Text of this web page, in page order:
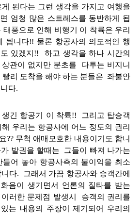
된다는 그런 생각을 가지고 여행을
엄청 많은 스트레스를 동반하게 됩
태풍으로 인해 비행기 이 착륙은 우리
됩니다!! 물론 항공사의 의도적인 행
있겠지!! 하고 생각을 하나 시간의
관이 없지만 분초를 다투는 비지니
빨리 도착을 해야 하는 분들은 좌불안
다.
생긴 항공기 이 착륙!! 그리고 탑승객
우리는 항공사에 어느 정도의 권리
?? 무척 애매모호한 내용이기도 합니
발권을 할때는 그들이 빠져 나가는
들어 놓아 항공사측의 불이익을 최소
다. 그래서 가끔 항공사와 승객간에
음이 생기면서 언론의 질타를 받는
러한 문제점 발생시 승객의 권리를
는 내용의 주장이 제기되어 우리의